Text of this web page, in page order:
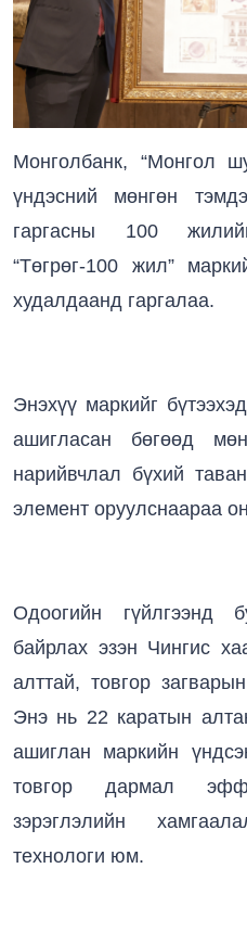
Монголбанк, “Монгол
үндэсний мөнгөн
гаргасны 100
“Төгрөг-100 жил”
худалдаанд гаргалаа.
Энэхүү маркийг
ашигласан бөгөөд
нарийвчлал бүхий
элемент оруулснаараа
Одоогийн гүйлгээнд
байрлах эзэн Чингис
алттай, товгор
Энэ нь 22 каратын
ашиглан маркийн
товгор дармал
зэрэглэлийн
технологи юм.